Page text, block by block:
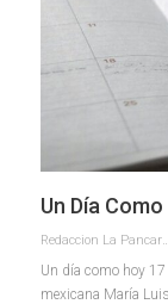
Un Día
Redaccion La Pancarta De Quintana Roo
Un día como hoy
mexicana María